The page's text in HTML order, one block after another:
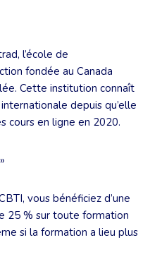
l’école de
fondée au Canada
Cette institution connaît
depuis qu’elle
cours en ligne en 2020.
vous bénéficiez d’une
25 % sur toute formation
si la formation a lieu plus